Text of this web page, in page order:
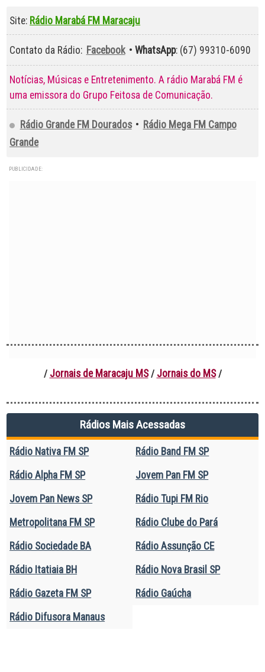
Site: Rádio Marabá FM Maracaju
Contato da Rádio: Facebook • WhatsApp: (67) 99310-6090
Notícias, Músicas e Entretenimento. A rádio Marabá FM é
uma emissora do Grupo Feitosa de Comunicação.
Rádio Grande FM Dourados • Rádio Mega FM Campo
Grande
PUBLICIDADE:
/ Jornais de Maracaju MS/ Jornais do MS/
Rádios Mais Acessadas
Rádio Nativa FM SP
Rádio Band FM SP
Rádio Alpha FM SP
Jovem Pan FM SP
Jovem Pan News SP
Rádio Tupi FM Rio
Metropolitana FM SP
Rádio Clube do Pará
Rádio Sociedade BA
Rádio Assunção CE
Rádio Itatiaia BH
Rádio Nova Brasil SP
Rádio Gazeta FM SP
Rádio Gaúcha
Rádio Difusora Manaus